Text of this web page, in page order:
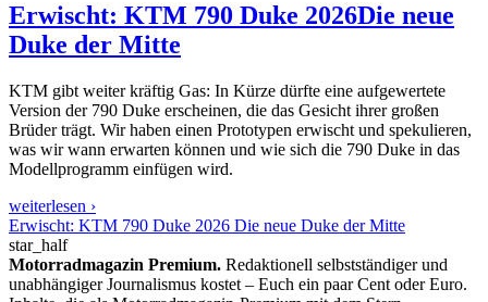
Erwischt: KTM 790 Duke 2026Die neue
Duke der Mitte
KTM gibt weiter kräftig Gas: In Kürze dürfte eine aufgewertete
Version der 790 Duke erscheinen, die das Gesicht ihrer großen
Brüder trägt. Wir haben einen Prototypen erwischt und spekulieren,
was wir wann erwarten können und wie sich die 790 Duke in das
Modellprogramm einfügen wird.
weiterlesen ›
Erwischt: KTM 790 Duke 2026 Die neue Duke der Mitte
star_half
Motorradmagazin Premium. Redaktionell selbstständiger und
unabhängiger Journalismus kostet – Euch ein paar Cent oder Euro.